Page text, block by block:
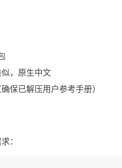
，原生中文
保已解压用户参考手册）
：